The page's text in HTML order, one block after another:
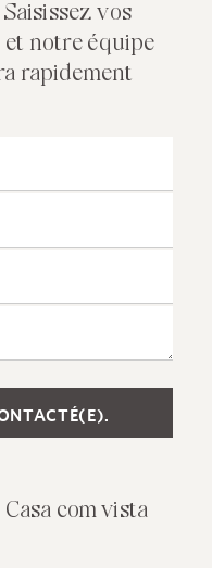
vos
et notre équipe
rapidement
com vista